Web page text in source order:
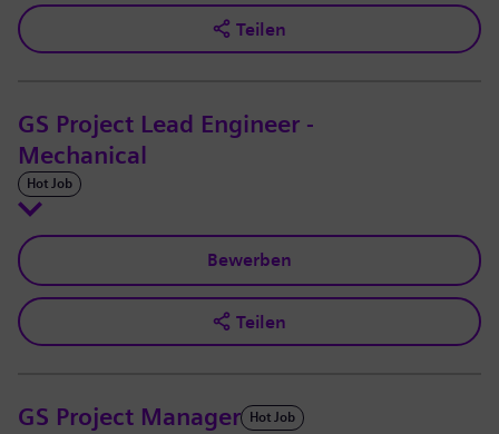
Teilen
GS Project Lead Engineer -
Mechanical
Hot Job
Bewerben
Teilen
GS Project Manager Hot Job